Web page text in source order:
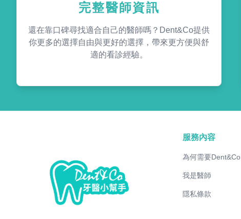
完整醫師資訊
還在靠口碑尋找適合自己的醫師嗎？Dent&Co提供
你更多的選擇自由與更好的選擇，帶來更方便與舒
適的看診經驗。
服務內容
為何需要Dent&Co
我是醫師
隱私條款